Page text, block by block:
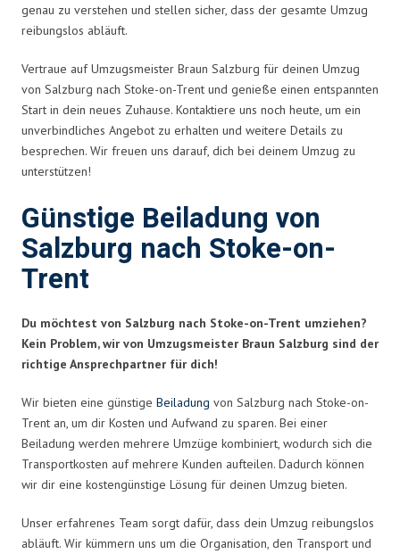
genau zu verstehen und stellen sicher, dass der gesamte Umzug
reibungslos abläuft.
Vertraue auf Umzugsmeister Braun Salzburg für deinen Umzug
von Salzburg nach Stoke-on-Trent und genieße einen entspannten
Start in dein neues Zuhause. Kontaktiere uns noch heute, um ein
unverbindliches Angebot zu erhalten und weitere Details zu
besprechen. Wir freuen uns darauf, dich bei deinem Umzug zu
unterstützen!
Günstige Beiladung von
Salzburg nach Stoke-on-
Trent
Du möchtest von Salzburg nach Stoke-on-Trent umziehen?
Kein Problem, wir von Umzugsmeister Braun Salzburg sind der
richtige Ansprechpartner für dich!
Wir bieten eine günstige Beiladung von Salzburg nach Stoke-on-
Trent an, um dir Kosten und Aufwand zu sparen. Bei einer
Beiladung werden mehrere Umzüge kombiniert, wodurch sich die
Transportkosten auf mehrere Kunden aufteilen. Dadurch können
wir dir eine kostengünstige Lösung für deinen Umzug bieten.
Unser erfahrenes Team sorgt dafür, dass dein Umzug reibungslos
abläuft. Wir kümmern uns um die Organisation, den Transport und